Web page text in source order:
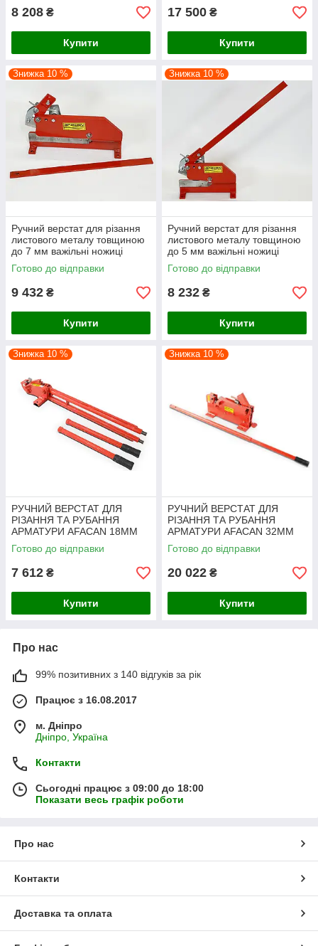
8 208 ₴
Купити
17 500 ₴
Купити
Знижка 10 %
Ручний верстат для різання
листового металу товщиною
до 7 мм важільні ножиці
AFACAN 3R7
Готово до відправки
9 432 ₴
Купити
Знижка 10 %
Ручний верстат для різання
листового металу товщиною
до 5 мм важільні ножиці
AFACAN 3R5
Готово до відправки
8 232 ₴
Купити
Знижка 10 %
РУЧНИЙ ВЕРСТАТ ДЛЯ
РІЗАННЯ ТА РУБАННЯ
АРМАТУРИ AFACAN 18MM
Готово до відправки
7 612 ₴
Купити
Знижка 10 %
РУЧНИЙ ВЕРСТАТ ДЛЯ
РІЗАННЯ ТА РУБАННЯ
АРМАТУРИ AFACAN 32MM
Готово до відправки
20 022 ₴
Купити
Про нас
99% позитивних з 140 відгуків за рік
Працює з 16.08.2017
м. Дніпро
Дніпро, Україна
Контакти
Сьогодні працює з 09:00 до 18:00
Показати весь графік роботи
Про нас
Контакти
Доставка та оплата